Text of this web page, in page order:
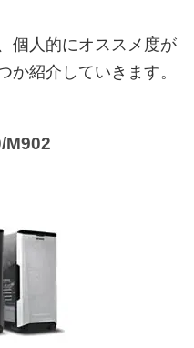
個人的にオススメ度が
か紹介していきます。
M902